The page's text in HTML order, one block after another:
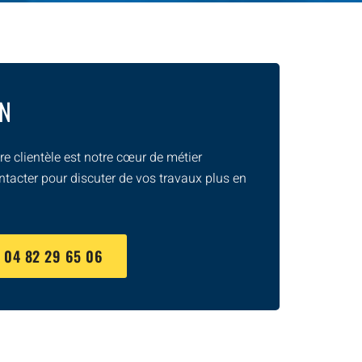
clientèle est notre cœur de métier
pour discuter de vos travaux plus en
04 82 29 65 06